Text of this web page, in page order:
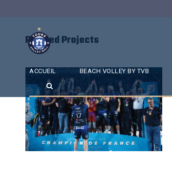
ACCUEIL BEACH VOLLEY BY TVB
Related Projects
SAISON 24/25-12